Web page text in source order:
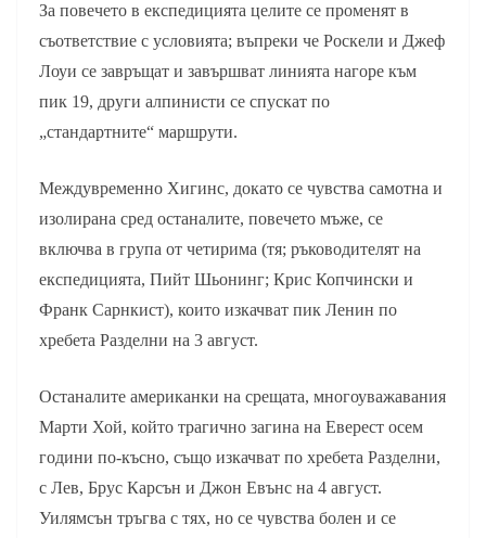
За повечето в експедицията целите се променят в
съответствие с условията; въпреки че Роскели и Джеф
Лоуи се завръщат и завършват линията нагоре към
пик 19, други алпинисти се спускат по
„стандартните“ маршрути.
Междувременно Хигинс, докато се чувства самотна и
изолирана сред останалите, повечето мъже, се
включва в група от четирима (тя; ръководителят на
експедицията, Пийт Шьонинг; Крис Копчински и
Франк Сарнкист), които изкачват пик Ленин по
хребета Разделни на 3 август.
Останалите американки на срещата, многоуважавания
Марти Хой, който трагично загина на Еверест осем
години по-късно, също изкачват по хребета Разделни,
с Лев, Брус Карсън и Джон Евънс на 4 август.
Уилямсън тръгва с тях, но се чувства болен и се